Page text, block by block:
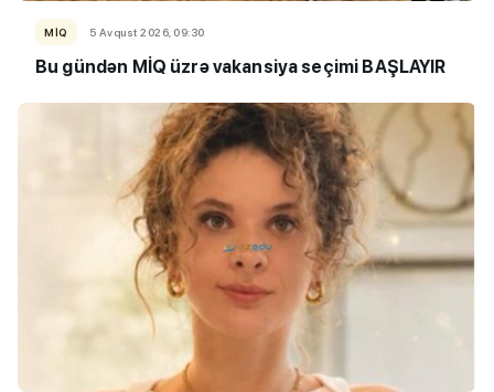
MİQ 5 Avqust 2026, 09:30
Bu gündən MİQ üzrə vakansiya seçimi BAŞLAYIR